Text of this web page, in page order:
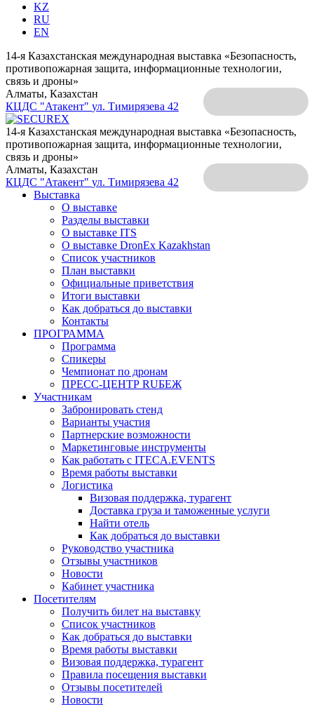
KZ
RU
EN
14-я Казахстанская международная выставка «Безопасность,
противопожарная защита, информационные технологии,
связь и дроны»
Алматы, Казахстан
КЦДС "Атакент" ул. Тимирязева 42
14-я Казахстанская международная выставка «Безопасность,
противопожарная защита, информационные технологии,
связь и дроны»
Алматы, Казахстан
КЦДС "Атакент" ул. Тимирязева 42
Выставка
О выставке
Разделы выставки
О выставке ITS
О выставке DronEx Kazakhstan
Список участников
План выставки
Официальные приветствия
Итоги выставки
Как добраться до выставки
Контакты
ПРОГРАММА
Программа
Спикеры
Чемпионат по дронам
ПРЕСС-ЦЕНТР RUБЕЖ
Участникам
Забронировать стенд
Варианты участия
Партнерские возможности
Маркетинговые инструменты
Как работать с ITECA.EVENTS
Время работы выставки
Логистика
Визовая поддержка, турагент
Доставка груза и таможенные услуги
Найти отель
Как добраться до выставки
Руководство участника
Отзывы участников
Новости
Кабинет участника
Посетителям
Получить билет на выставку
Список участников
Как добраться до выставки
Время работы выставки
Визовая поддержка, турагент
Правила посещения выставки
Отзывы посетителей
Новости